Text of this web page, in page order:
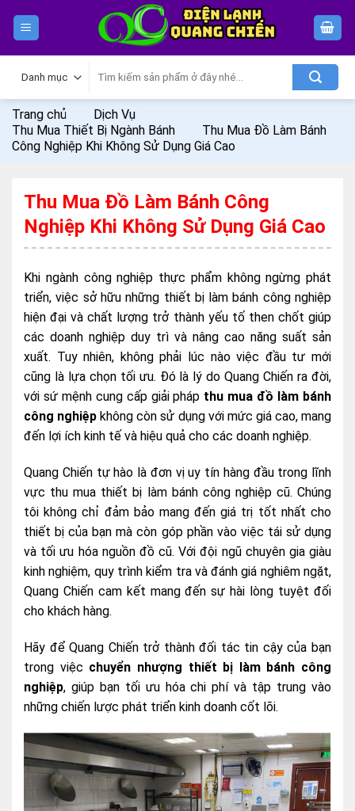
kiếm:
Trang chủ
Dịch Vụ
Thu Mua Thiết Bị Ngành Bánh
Thu Mua Đồ Làm Bánh
Công Nghiệp Khi Không Sử Dụng Giá Cao
Thu Mua Đồ Làm Bánh Công
Nghiệp Khi Không Sử Dụng Giá Cao
Khi ngành công nghiệp thực phẩm không ngừng phát
triển, việc sở hữu những thiết bị làm bánh công nghiệp
hiện đại và chất lượng trở thành yếu tố then chốt giúp
các doanh nghiệp duy trì và nâng cao năng suất sản
xuất. Tuy nhiên, không phải lúc nào việc đầu tư mới
cũng là lựa chọn tối ưu. Đó là lý do Quang Chiến ra đời,
với sứ mệnh cung cấp giải pháp thu mua đồ làm bánh
công nghiệp không còn sử dụng với mức giá cao, mang
đến lợi ích kinh tế và hiệu quả cho các doanh nghiệp.
Quang Chiến tự hào là đơn vị uy tín hàng đầu trong lĩnh
vực thu mua thiết bị làm bánh công nghiệp cũ. Chúng
tôi không chỉ đảm bảo mang đến giá trị tốt nhất cho
thiết bị của bạn mà còn góp phần vào việc tái sử dụng
và tối ưu hóa nguồn đồ cũ. Với đội ngũ chuyên gia giàu
kinh nghiệm, quy trình kiểm tra và đánh giá nghiêm ngặt,
Quang Chiến cam kết mang đến sự hài lòng tuyệt đối
cho khách hàng.
Hãy để Quang Chiến trở thành đối tác tin cậy của bạn
trong việc chuyển nhượng thiết bị làm bánh công
nghiệp, giúp bạn tối ưu hóa chi phí và tập trung vào
những chiến lược phát triển kinh doanh cốt lõi.